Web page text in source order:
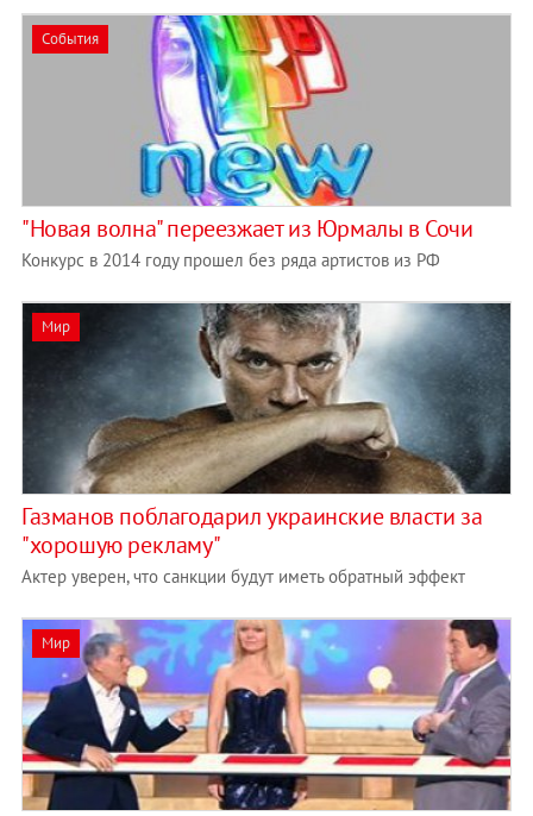
События
"Новая волна" переезжает из Юрмалы в Сочи
Конкурс в 2014 году прошел без ряда артистов из РФ
Мир
Газманов поблагодарил украинские власти за
"хорошую рекламу"
Актер уверен, что санкции будут иметь обратный эффект
Мир